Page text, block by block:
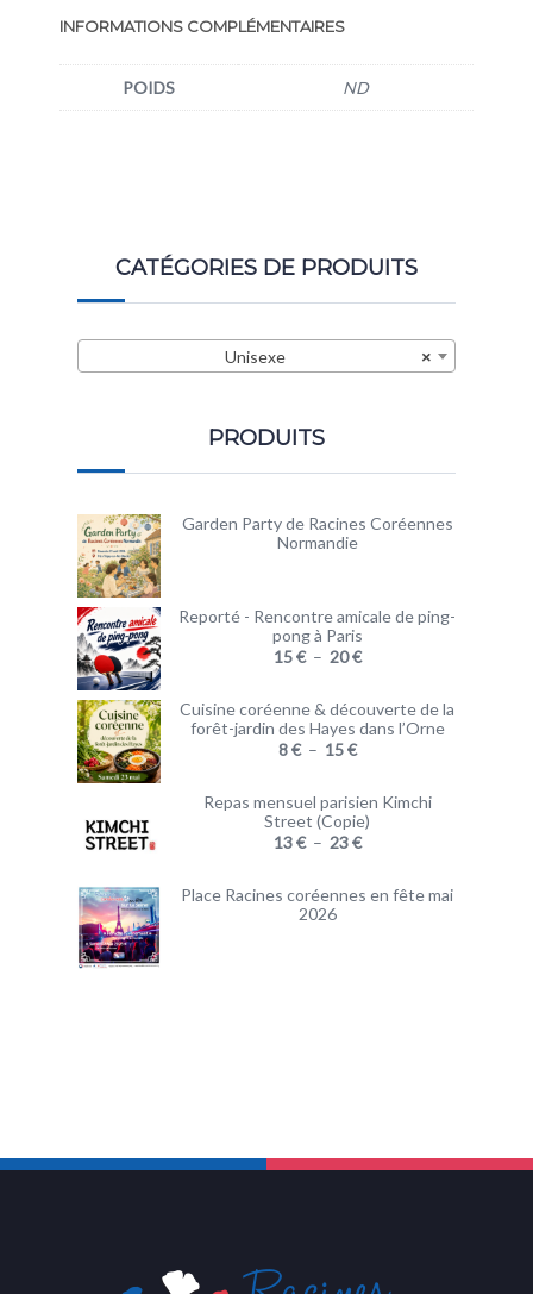
INFORMATIONS COMPLÉMENTAIRES
POIDS ND
CATÉGORIES DE PRODUITS
×
Unisexe
PRODUITS
Garden Party de Racines Coréennes
Normandie
Reporté - Rencontre amicale de ping-
pong à Paris
15€ – 20€
Cuisine coréenne & découverte de la
forêt-jardin des Hayes dans l’Orne
8€ – 15€
Repas mensuel parisien Kimchi
Street (Copie)
13€ – 23€
Place Racines coréennes en fête mai
2026